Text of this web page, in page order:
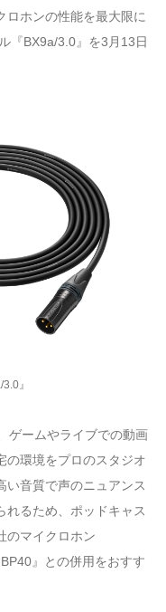
ロホンの性能を最大限に
『BX9a/3.0』を3月13日
』
ゲームやライブでの動画
の環境をプロのスタジオ
い音質で声のニュアンス
れるため、ポッドキャス
のマイクロホン
』との併用をおすす